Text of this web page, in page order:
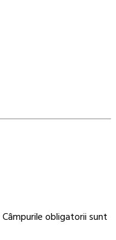
Câmpurile obligatorii sunt